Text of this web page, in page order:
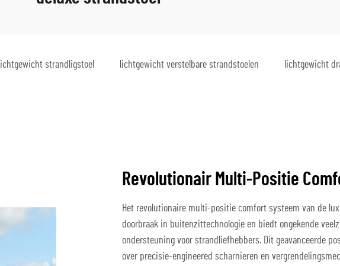
lichtgewicht strandligstoel lichtgewicht verstelbare strandstoelen lichtgewicht
Revolutionair Multi-Positie
Het revolutionaire multi-positie comfort systeem van de
doorbraak in buitenzittechnologie en biedt ongekende
ondersteuning voor strandliefhebbers. Dit geavanceerde
over precisie-engineered scharnieren en